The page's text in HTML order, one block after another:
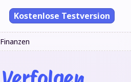
Kostenlose Testversion
Finanzen